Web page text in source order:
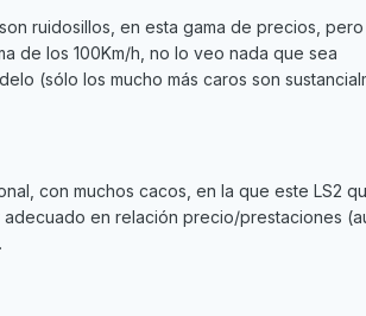
ruidosillos, en esta gama de precios,
de los 100Km/h, no lo veo nada que sea
(sólo los mucho más caros son
con muchos cacos, en la que este LS2
en relación precio/prestaciones